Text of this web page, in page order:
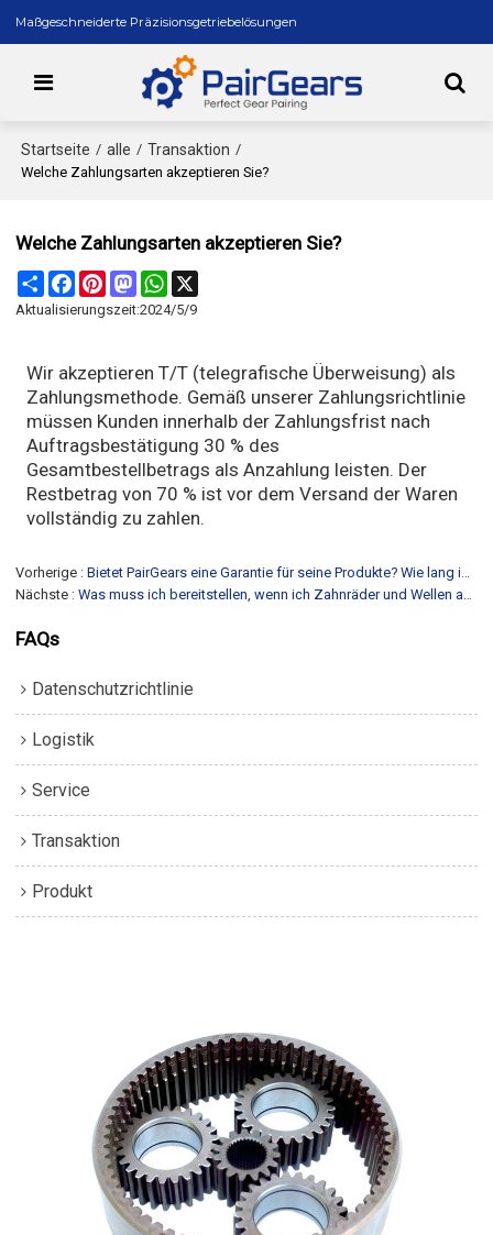
Maßgeschneiderte Präzisionsgetriebelösungen
Startseite / alle / Transaktion /
Welche Zahlungsarten akzeptieren Sie?
Welche Zahlungsarten akzeptieren Sie?
Share FacebookPinterestMastodonWhatsApp
Aktualisierungszeit:2024/5/9
Wir akzeptieren T/T (telegrafische Überweisung) als
Zahlungsmethode. Gemäß unserer Zahlungsrichtlinie
müssen Kunden innerhalb der Zahlungsfrist nach
Auftragsbestätigung 30 % des
Gesamtbestellbetrags als Anzahlung leisten. Der
Restbetrag von 70 % ist vor dem Versand der Waren
vollständig zu zahlen.
Vorherige
Nächste
FAQs
Datenschutzrichtlinie
Logistik
Service
Transaktion
Produkt